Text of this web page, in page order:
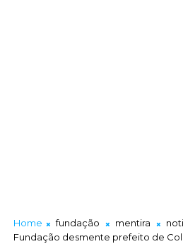
Home fundação mentira
Fundação desmente prefeito de